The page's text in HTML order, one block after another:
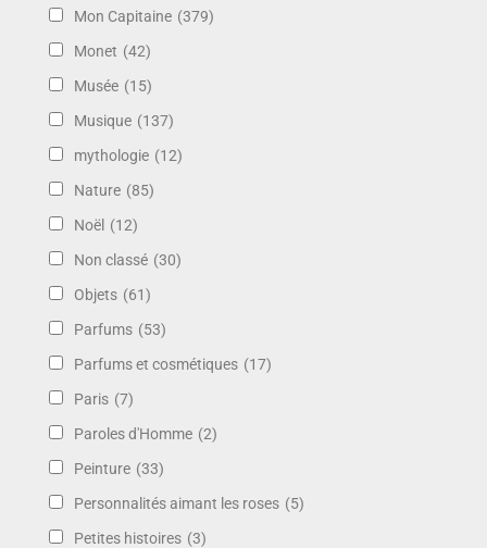
Mon Capitaine (379)
Monet (42)
Musée (15)
Musique (137)
mythologie (12)
Nature (85)
Noël (12)
Non classé (30)
Objets (61)
Parfums (53)
Parfums et cosmétiques (17)
Paris (7)
Paroles d'Homme (2)
Peinture (33)
Personnalités aimant les roses (5)
Petites histoires (3)